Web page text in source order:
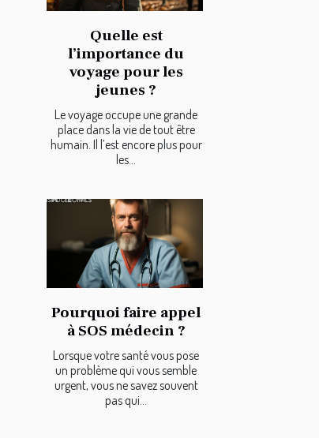
Quelle est
l’importance du
voyage pour les
jeunes ?
Le voyage occupe une grande
place dans la vie de tout être
humain. Il l’est encore plus pour
les...
Pourquoi faire appel
à SOS médecin ?
Lorsque votre santé vous pose
un problème qui vous semble
urgent, vous ne savez souvent
pas qui...